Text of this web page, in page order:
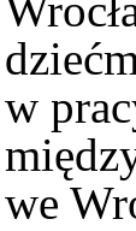
w
we